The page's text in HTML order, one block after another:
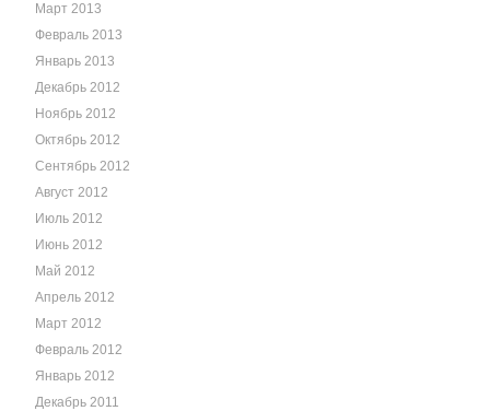
Март 2013
Февраль 2013
Январь 2013
Декабрь 2012
Ноябрь 2012
Октябрь 2012
Сентябрь 2012
Август 2012
Июль 2012
Июнь 2012
Май 2012
Апрель 2012
Март 2012
Февраль 2012
Январь 2012
Декабрь 2011